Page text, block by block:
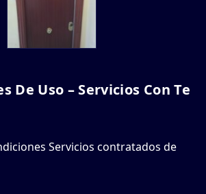
De Uso – Servicios Con Te
Servicios contratados de